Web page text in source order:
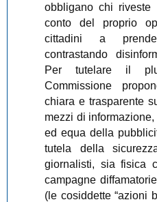
obbligano chi
conto del proprio
cittadini a
contrastando
Per tutelare il
Commissione
chiara e trasparente
mezzi di
ed equa della
tutela della
giornalisti, sia fisica
campagne
(le cosiddette “azioni